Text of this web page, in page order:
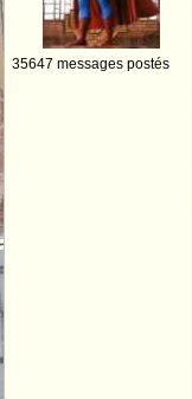
35647 messages postés